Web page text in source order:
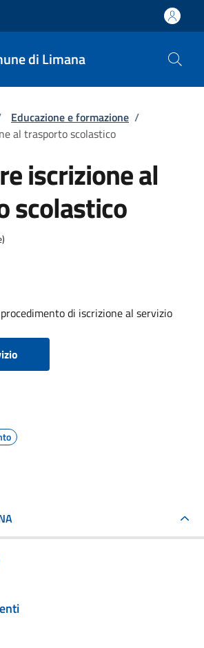
di Limana
pane
Educazione e formazione /
al trasporto scolastico
iscrizione al
scolastico
di iscrizione al servizio